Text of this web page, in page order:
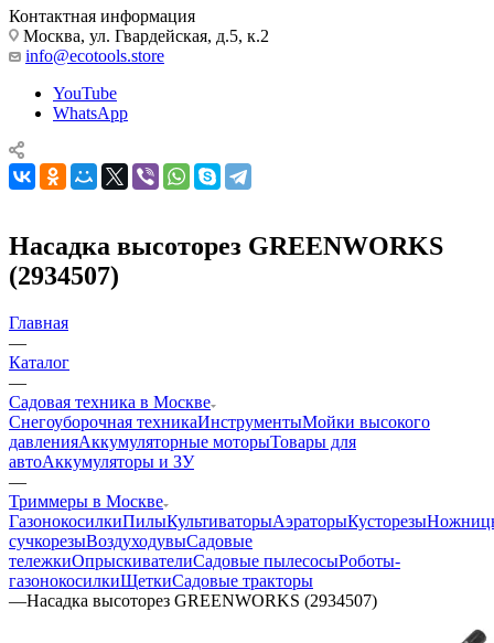
Контактная информация
Москва, ул. Гвардейская, д.5, к.2
info@ecotools.store
YouTube
WhatsApp
Насадка высоторез GREENWORKS
(2934507)
Главная
—
Каталог
—
Садовая техника в Москве
Снегоуборочная техникаИнструментыМойки высокого
давленияАккумуляторные моторыТовары для
автоАккумуляторы и ЗУ
—
Триммеры в Москве
ГазонокосилкиПилыКультиваторыАэраторыКусторезы
сучкорезыВоздуходувыСадовые
тележкиОпрыскивателиСадовые пылесосыРоботы-
газонокосилкиЩеткиСадовые тракторы
—Насадка высоторез GREENWORKS (2934507)